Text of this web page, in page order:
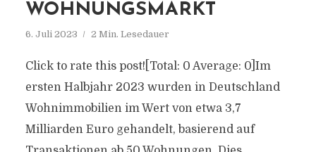
WOHNUNGSMARKT
6. Juli 2023 2 Min. Lesedauer
Click to rate this post![Total: 0 Average: 0]Im
ersten Halbjahr 2023 wurden in Deutschland
Wohnimmobilien im Wert von etwa 3,7
Milliarden Euro gehandelt, basierend auf